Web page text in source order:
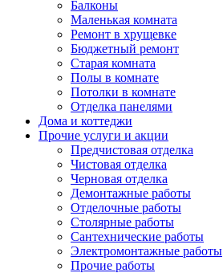
Балконы
Маленькая комната
Ремонт в хрущевке
Бюджетный ремонт
Старая комната
Полы в комнате
Потолки в комнате
Отделка панелями
Дома и коттеджи
Прочие услуги и акции
Предчистовая отделка
Чистовая отделка
Черновая отделка
Демонтажные работы
Отделочные работы
Столярные работы
Сантехнические работы
Электромонтажные работы
Прочие работы